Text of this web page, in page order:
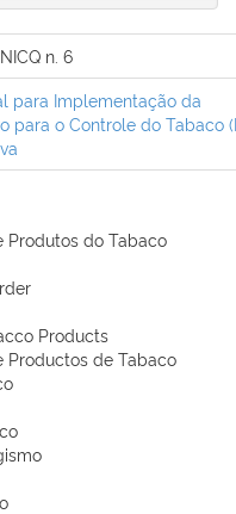
n. 6
para Implementação da
para o Controle do Tabaco
Produtos do Tabaco
Products
Productos de Tabaco